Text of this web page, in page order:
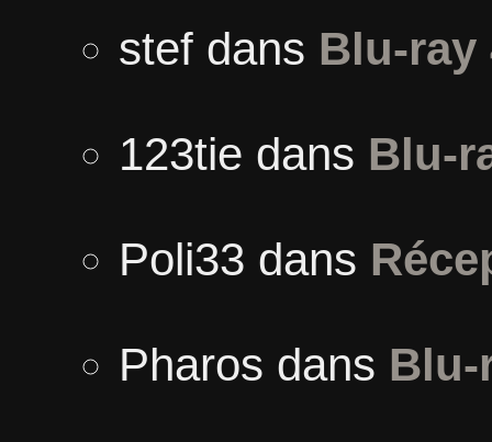
stefdans Blu-ray
123tie dans Blu-
Poli33 dans
Pharos dans Blu-